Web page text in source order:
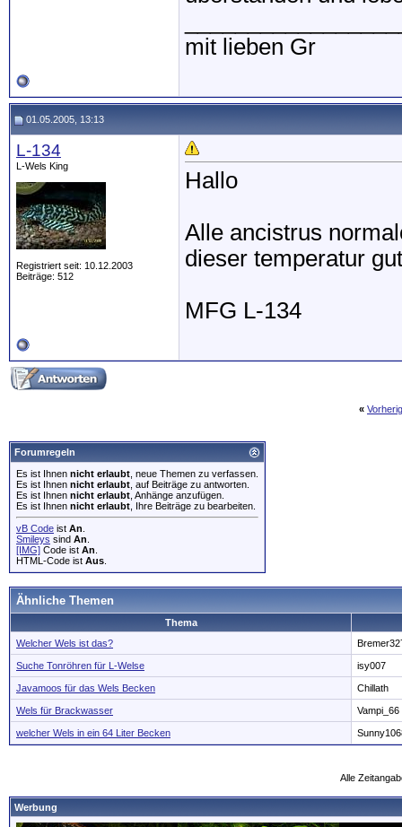
mit lieben Gr
01.05.2005, 13:13
L-134
L-Wels King
Registriert seit: 10.12.2003
Beiträge: 512
Hallo
Alle ancistrus
dieser temperatur
MFG L-134
«
Forumregeln
Es ist Ihnen nicht erlaubt , neue Themen zu verfassen.
Es ist Ihnen nicht erlaubt , auf Beiträge zu antworten.
Es ist Ihnen nicht erlaubt , Anhänge anzufügen.
Es ist Ihnen nicht erlaubt , Ihre Beiträge zu bearbeiten.
vB Code ist An
Smileys sind An
[IMG] Code ist An
HTML-Code ist Aus
Ähnliche Themen
Thema
Welcher Wels ist das?
Suche Tonröhren für L-Welse isy007
Javamoos für das Wels Becken Chillath
Wels für Brackwasser Vampi_66
welcher Wels in ein 64 Liter Becken
Alle
Werbung